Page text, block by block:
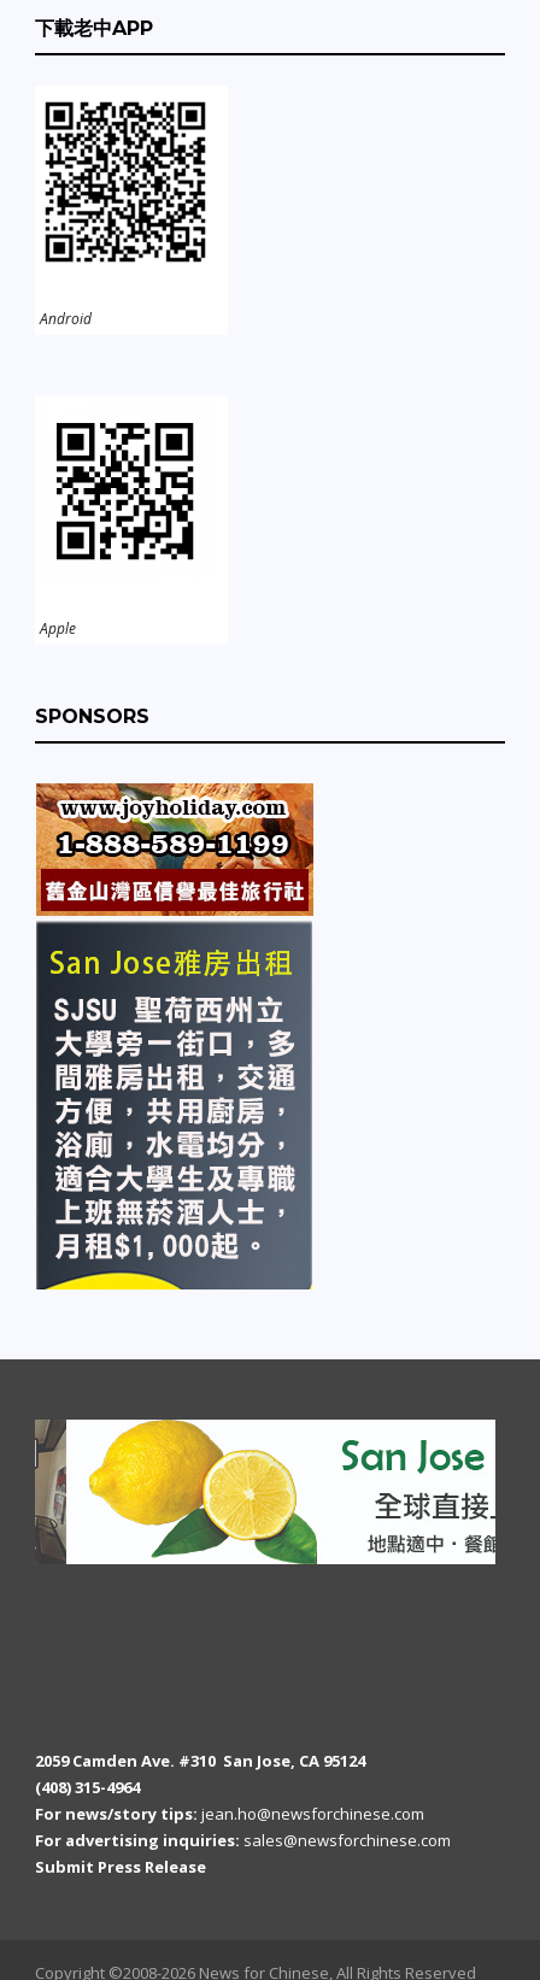
下載老中APP
Android
Apple
SPONSORS
2059 Camden Ave. #310 San Jose, CA 95124
(408) 315-4964
For news/story tips: jean.ho@newsforchinese.com
For advertising inquiries: sales@newsforchinese.com
Submit Press Release
Copyright ©2008-2026 News for Chinese, All Rights Reserved